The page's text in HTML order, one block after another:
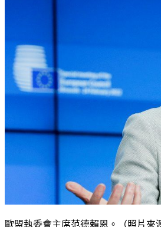
歐盟執委會主席范德賴恩。（照片來